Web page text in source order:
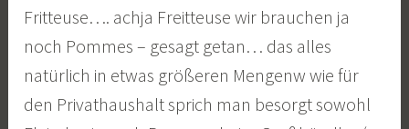
Fritteuse…. achja Freitteuse wir brauchen ja
noch Pommes – gesagt getan… das alles
natürlich in etwas größeren Mengenw wie für
den Privathaushalt sprich man besorgt sowohl